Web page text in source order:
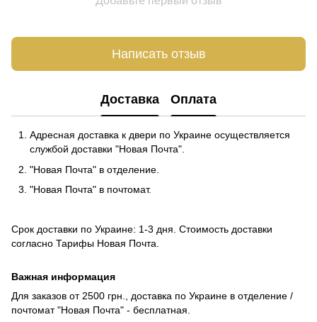
Написать отзыв
Доставка Оплата
Адресная доставка к двери по Украине осуществляется
службой доставки "Новая Почта".
"Новая Почта" в отделение.
"Новая Почта" в почтомат.
Срок доставки по Украине: 1-3 дня. Стоимость доставки
согласно Тарифы Новая Почта
Важная информация
Для заказов от 2500 грн., доставка по Украине в отделение /
почтомат "Новая Почта" - бесплатная.